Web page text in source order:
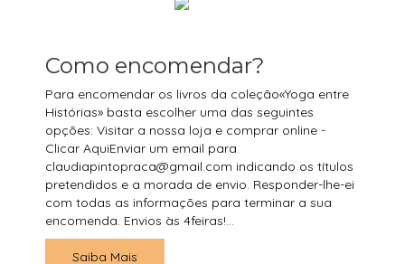
Como encomendar?
Para encomendar os livros da coleção«Yoga entre
Histórias» basta escolher uma das seguintes
opções: Visitar a nossa loja e comprar online -
Clicar AquiEnviar um email para
claudiapintopraca@gmail.com indicando os títulos
pretendidos e a morada de envio. Responder-lhe-ei
com todas as informações para terminar a sua
encomenda. Envios às 4feiras!...
Saiba Mais